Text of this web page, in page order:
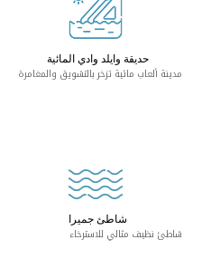
حديقة وايلد وادي المائية
ألعاب مائية تزخر بالتشويق والمغامرة
شاطئ جميرا
نظيف مثالي للاسترخاء